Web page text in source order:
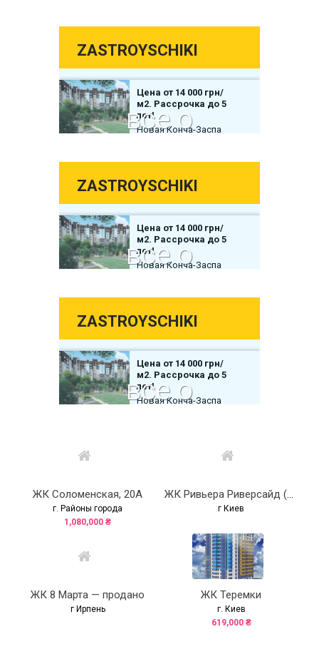
ЖК Соломенская, 20А
г. Районы города
1,080,000 ₴
ЖК Ривьера Риверсайд (Riviera Riverside) — продано
г Киев
ЖК 8 Марта — продано
г Ирпень
ЖК Теремки
г. Киев
619,000 ₴